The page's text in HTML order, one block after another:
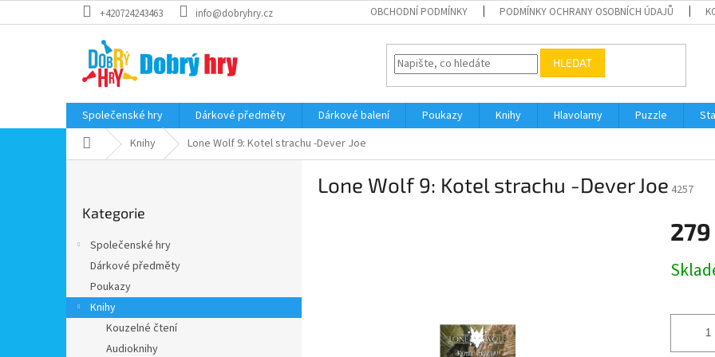
na
+420724243463 info@dobryhry.cz OBCHODNÍ PODMÍNKY PODMÍNKY OCHRANY OSOBNÍCH ÚDAJŮ
HLEDAT
Společenské hry Dárkové předměty Dárkové balení Poukazy Knihy Hlavolamy Puzzle
Domů Knihy Lone Wolf 9: Kotel strachu -Dever Joe
kategorie
Kategorie
Společenské hry
Dárkové předměty
Poukazy
Knihy
Kouzelné čtení
Audioknihy
Lone Wolf 9: Kotel strachu -Dever Joe 4257
279
cena: